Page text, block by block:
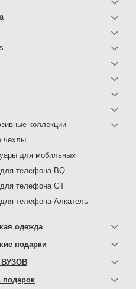
коллекции
чехлы
для мобильных
телефона BQ
телефона GT
телефона Алкатель
одежда
подарки
ВУЗОВ
подарок